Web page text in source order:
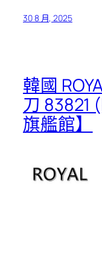
30 8 月, 2025
韓國
刀 83821
旗艦館】